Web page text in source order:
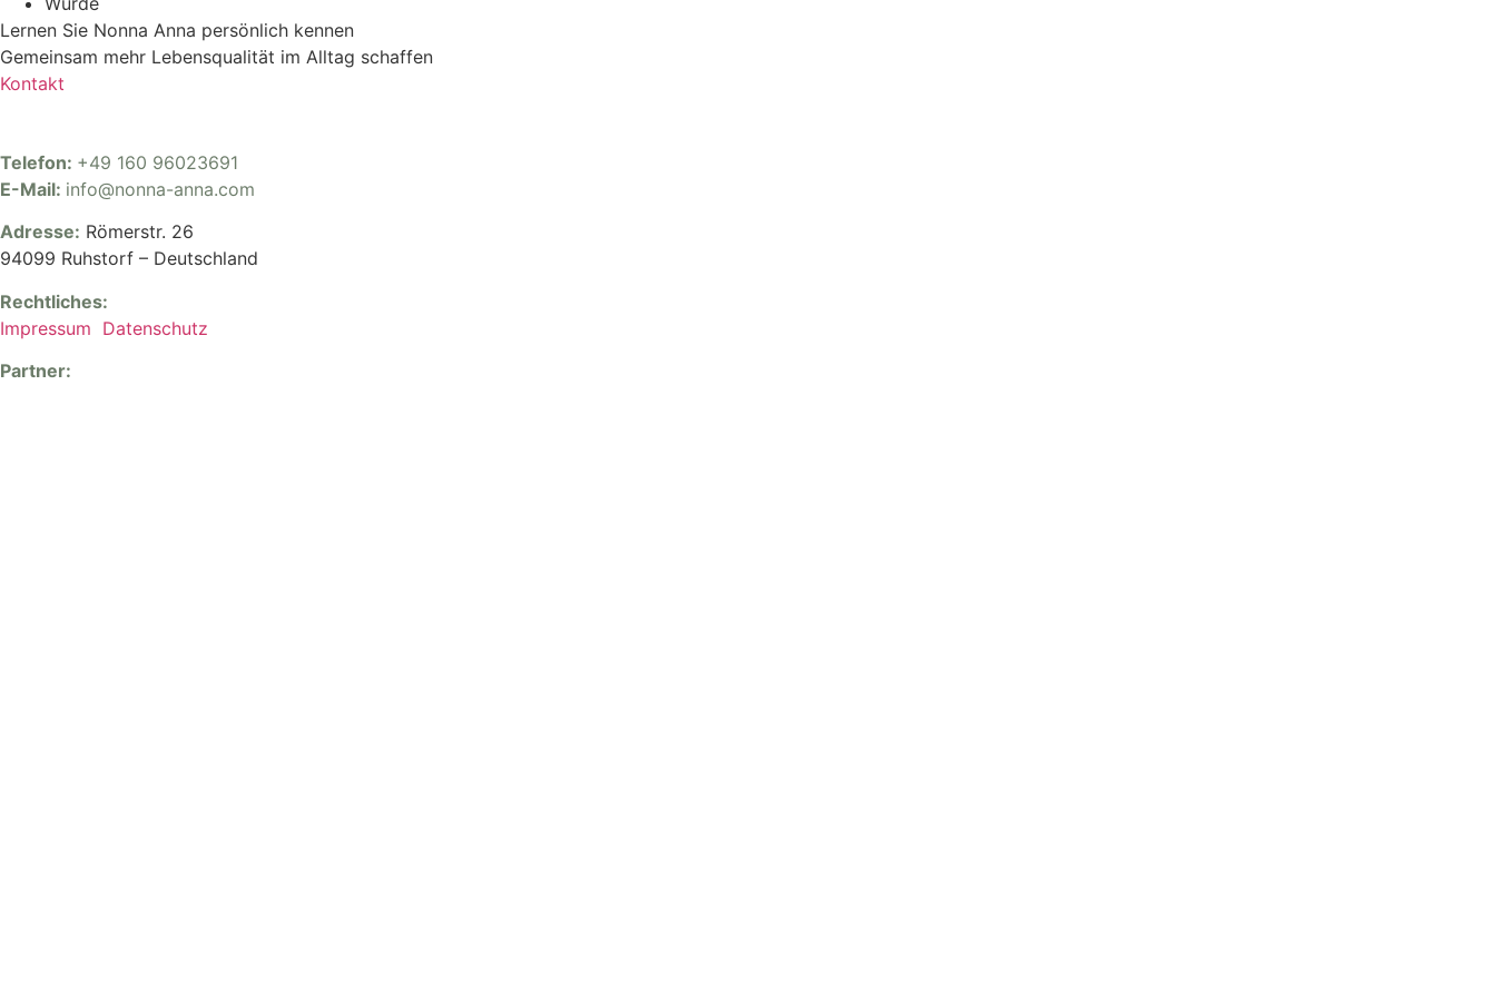
Lernen Sie Nonna Anna persönlich kennen
Gemeinsam mehr Lebensqualität im Alltag schaffen
Kontakt
Telefon: +49 160 96023691
E-Mail: info@nonna-anna.com
Adresse: Römerstr. 26
94099 Ruhstorf – Deutschland
Rechtliches:
Impressum Datenschutz
Partner: